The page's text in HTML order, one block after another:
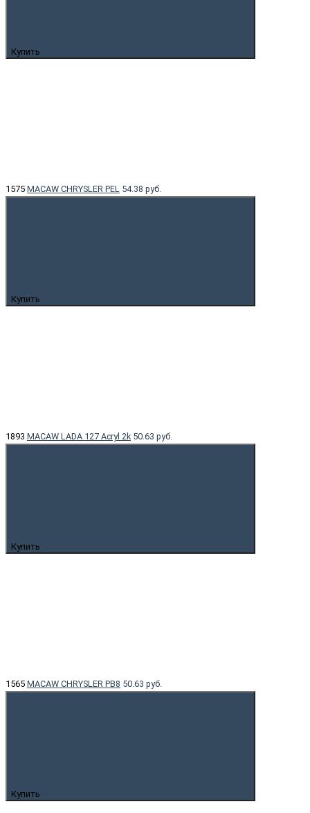
Купить
1575 MACAW CHRYSLER PEL 54.38 руб.
Купить
1893 MACAW LADA 127 Acryl 2k 50.63 руб.
Купить
1565 MACAW CHRYSLER PB8 50.63 руб.
Купить